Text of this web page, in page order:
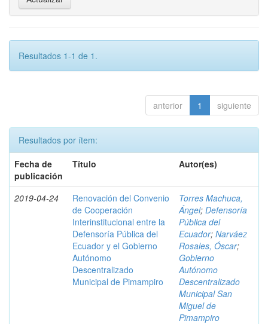
Resultados 1-1 de 1.
anterior 1 siguiente
Resultados por ítem:
Fecha de
publicación
Título Autor(es)
2019-04-24
Renovación del Convenio
de Cooperación
Interinstitucional entre la
Defensoría Pública del
Ecuador y el Gobierno
Autónomo
Descentralizado
Municipal de Pimampiro
Torres Machuca,
Ángel; Defensoría
Pública del
Ecuador; Narváez
Rosales, Óscar;
Gobierno
Autónomo
Descentralizado
Municipal San
Miguel de
Pimampiro